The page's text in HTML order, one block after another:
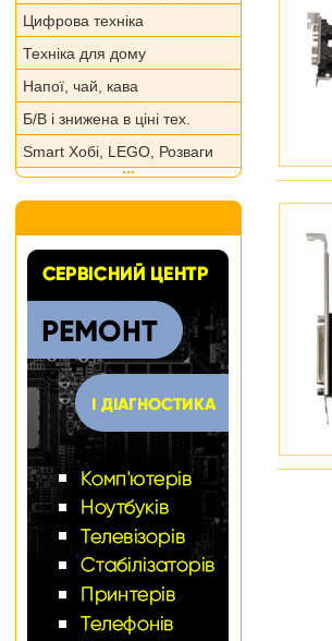
Цифрова техніка
Техніка для дому
Напої, чай, кава
Б/В і знижена в ціні тех.
Smart Хобі, LEGO, Розваги